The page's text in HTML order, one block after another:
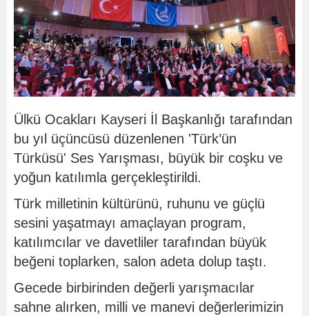
Ülkü Ocakları Kayseri İl Başkanlığı tarafından
bu yıl üçüncüsü düzenlenen 'Türk’ün
Türküsü' Ses Yarışması, büyük bir coşku ve
yoğun katılımla gerçekleştirildi.
Türk milletinin kültürünü, ruhunu ve güçlü
sesini yaşatmayı amaçlayan program,
katılımcılar ve davetliler tarafından büyük
beğeni toplarken, salon adeta dolup taştı.
Gecede birbirinden değerli yarışmacılar
sahne alırken, milli ve manevi değerlerimizin